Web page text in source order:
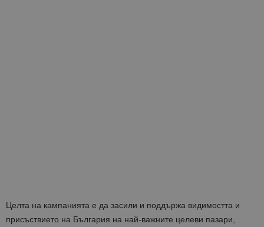
Целта на кампанията е да засили и поддържа видимостта и
присъствието на България на най-важните целеви пазари,